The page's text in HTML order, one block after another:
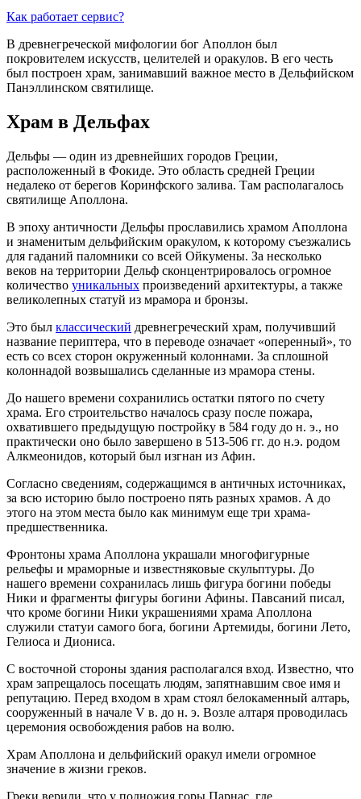
Как работает сервис?
В древнегреческой мифологии бог Аполлон был
покровителем искусств, целителей и оракулов. В его честь
был построен храм, занимавший важное место в Дельфийском
Панэллинском святилище.
Храм в Дельфах
Дельфы — один из древнейших городов Греции,
расположенный в Фокиде. Это область средней Греции
недалеко от берегов Коринфского залива. Там располагалось
святилище Аполлона.
В эпоху античности Дельфы прославились храмом Аполлона
и знаменитым дельфийским оракулом, к которому съезжались
для гаданий паломники со всей Ойкумены. За несколько
веков на территории Дельф сконцентрировалось огромное
количество уникальных произведений архитектуры, а также
великолепных статуй из мрамора и бронзы.
Это был классический древнегреческий храм, получивший
название периптера, что в переводе означает «оперенный», то
есть со всех сторон окруженный колоннами. За сплошной
колоннадой возвышались сделанные из мрамора стены.
До нашего времени сохранились остатки пятого по счету
храма. Его строительство началось сразу после пожара,
охватившего предыдущую постройку в 584 году до н. э., но
практически оно было завершено в 513-506 гг. до н.э. родом
Алкмеонидов, который был изгнан из Афин.
Согласно сведениям, содержащимся в античных источниках,
за всю историю было построено пять разных храмов. А до
этого на этом места было как минимум еще три храма-
предшественника.
Фронтоны храма Аполлона украшали многофигурные
рельефы и мраморные и известняковые скульптуры. До
нашего времени сохранилась лишь фигура богини победы
Ники и фрагменты фигуры богини Афины. Павсаний писал,
что кроме богини Ники украшениями храма Аполлона
служили статуи самого бога, богини Артемиды, богини Лето,
Гелиоса и Диониса.
С восточной стороны здания располагался вход. Известно, что
храм запрещалось посещать людям, запятнавшим свое имя и
репутацию. Перед входом в храм стоял белокаменный алтарь,
сооруженный в начале V в. до н. э. Возле алтаря проводилась
церемония освобождения рабов на волю.
Храм Аполлона и дельфийский оракул имели огромное
значение в жизни греков.
Греки верили, что у подножия горы Парнас, где